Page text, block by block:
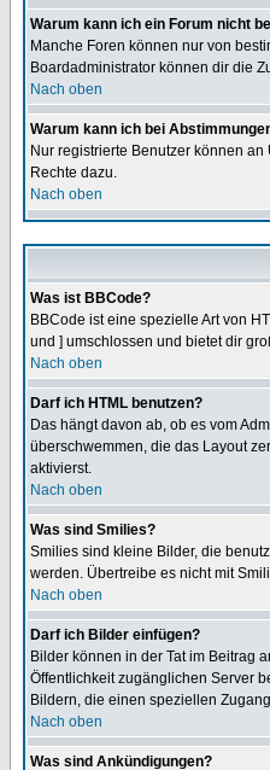
Warum kann ich ein Forum nicht
Manche Foren können nur von
Boardadministrator können dir die
Nach oben
Warum kann ich bei
Nur registrierte Benutzer können
Rechte dazu.
Nach oben
Was ist BBCode?
BBCode ist eine spezielle Art von
und ] umschlossen und bietet dir
Nach oben
Darf ich HTML benutzen?
Das hängt davon ab, ob es vom
überschwemmen, die das Layout
aktivierst.
Nach oben
Was sind Smilies?
Smilies sind kleine Bilder, die
werden. Übertreibe es nicht mit
Nach oben
Darf ich Bilder einfügen?
Bilder können in der Tat im Beitrag
Öffentlichkeit zugänglichen Server
Bildern, die einen speziellen
Nach oben
Was sind Ankündigungen?